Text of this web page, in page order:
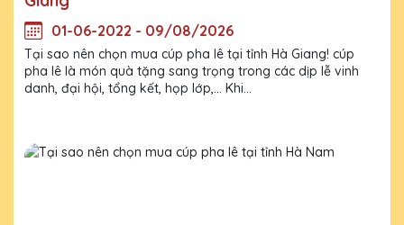
01-06-2022 - 09/08/2026
Tại sao nên chọn mua cúp pha lê tại tỉnh Hà Giang! cúp
pha lê là món quà tặng sang trọng trong các dịp lễ vinh
danh, đại hội, tổng kết, họp lớp,... Khi...